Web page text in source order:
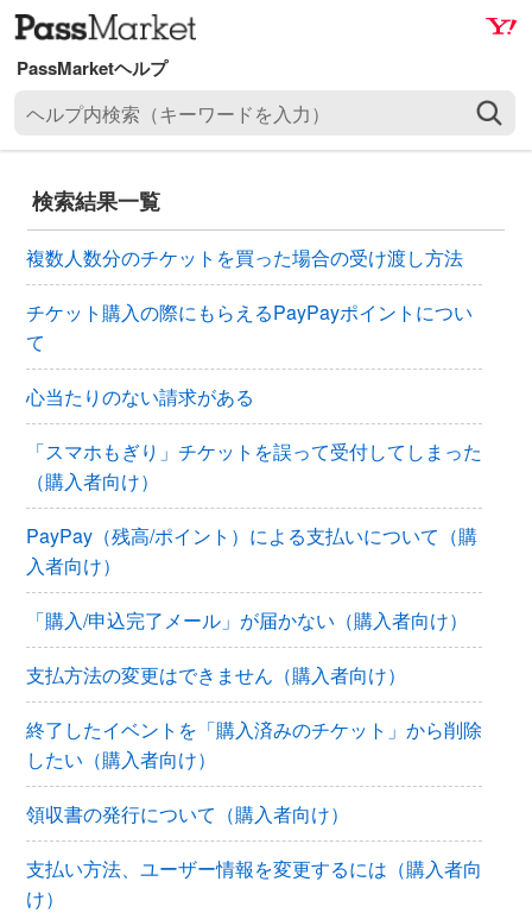
ナ
ビ
ゲ
ー
ン
へ
ス
キ
ッ
プ
メ
イ
ン
コ
ン
ツ
へ
ス
キ
ッ
プ
プ
索
（
キ
ー
ー
ド
力
）
検索結果一覧
複数人数分のチケットを買った場合の受け渡し方法
チケット購入の際にもらえるPayPayポイントについ
て
心当たりのない請求がある
「スマホもぎり」チケットを誤って受付してしまった
（購入者向け）
PayPay（残高/ポイント）による支払いについて（購
入者向け）
「購入/申込完了メール」が届かない（購入者向け）
支払方法の変更はできません（購入者向け）
終了したイベントを「購入済みのチケット」から削除
したい（購入者向け）
領収書の発行について（購入者向け）
支払い方法、ユーザー情報を変更するには（購入者向
け）